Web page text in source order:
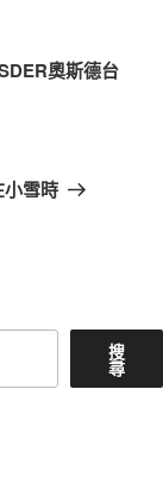
奧斯德台
雪時
搜
尋